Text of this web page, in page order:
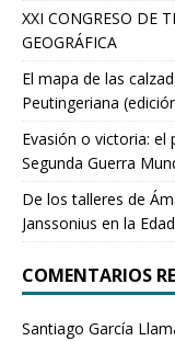
XXI CONGRESO DE
GEOGRÁFICA
El mapa de las
Peutingeriana
Evasión o victoria:
Segunda Guerra
De los talleres de
Janssonius en la
COMENTARIOS
Santiago García